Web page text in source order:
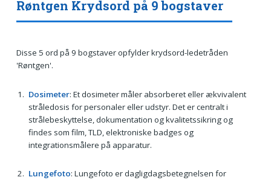
Røntgen Krydsord på 9 bogstaver
Disse 5 ord på 9 bogstaver opfylder krydsord-ledetråden
'Røntgen'.
Dosimeter: Et dosimeter måler absorberet eller ækvivalent
stråledosis for personaler eller udstyr. Det er centralt i
strålebeskyttelse, dokumentation og kvalitetssikring og
findes som film, TLD, elektroniske badges og
integrationsmålere på apparatur.
Lungefoto: Lungefoto er dagligdagsbetegnelsen for